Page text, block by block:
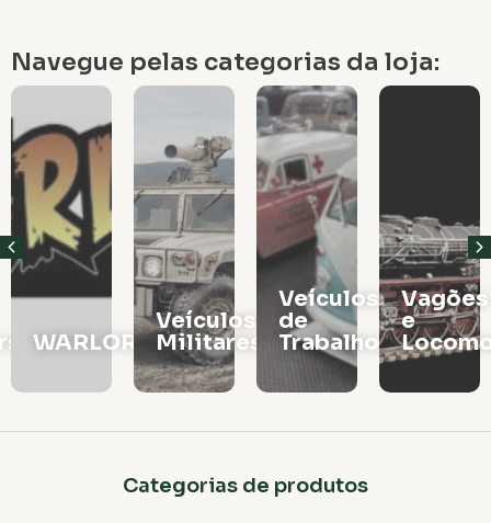
Navegue pelas categorias da loja:
WARLORD
Veículos
Militares
Veículos
de
Trabalho
Vagões
e
Categorias de produtos